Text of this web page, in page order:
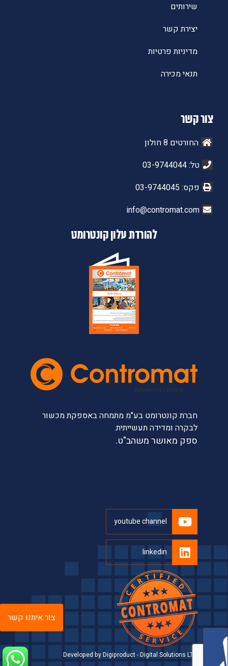
צור איתנו קשר
שירותים
יצירת קשר
מדיניות פרטיות
תנאי מכירה
צור קשר
החורטים 8 חולון
טל: 03-9744044
פקס: 03-9744045
info@contromat.com
להורדת עלון קונטרומט
חברת קונטרומט בע"מ מתמחה באספקת מכשור
לבקרה ומדידה תעשייתית.
ספק מאושר משהב"ט.
Developed by Digiproduct - Digital Solutions LTD
youtube channel
linkedin